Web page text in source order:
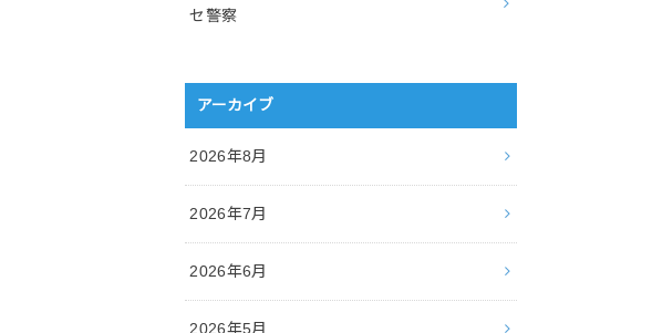
セ警察
アーカイブ
2026年8月
2026年7月
2026年6月
2026年5月